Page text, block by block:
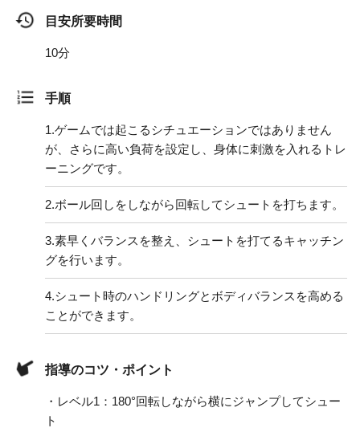
目安所要時間
10分
手順
1.ゲームでは起こるシチュエーションではありません
が、さらに高い負荷を設定し、身体に刺激を入れるトレ
ーニングです。
2.ボール回しをしながら回転してシュートを打ちます。
3.素早くバランスを整え、シュートを打てるキャッチン
グを行います。
4.シュート時のハンドリングとボディバランスを高める
ことができます。
指導のコツ・ポイント
・レベル1：180°回転しながら横にジャンプしてシュー
ト